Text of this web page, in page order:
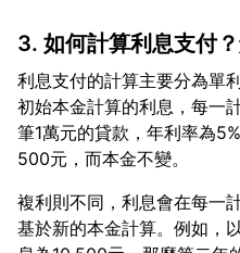
3. 如何計算利息支付
利息支付的計算主要分為單
初始本金計算的利息，每一
筆1萬元的貸款，年利率為
複利則不同，利息會在每一
基於新的本金計算。例如，